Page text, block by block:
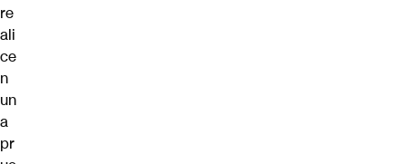
re
ali
ce
n
un
a
pr